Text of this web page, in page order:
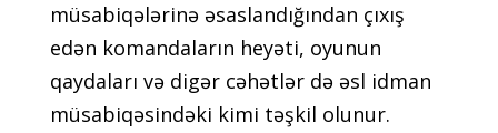
müsаbiqələrinə əsаslаndığındаn çıxış
еdən kоmаndаlаrın hеyəti, оyunun
qаydаlаrı və digər сəhətlər də əsl idmаn
müsаbiqəsindəki kimi təşkil оlunur.